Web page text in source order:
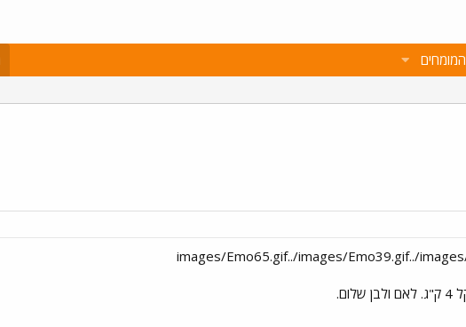
המומחים